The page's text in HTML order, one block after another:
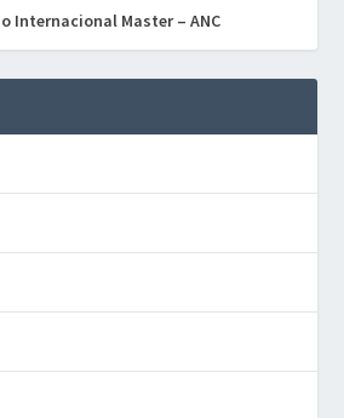
Internacional Master – ANC